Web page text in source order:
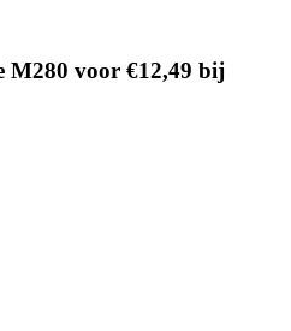
M280 voor €12,49 bij